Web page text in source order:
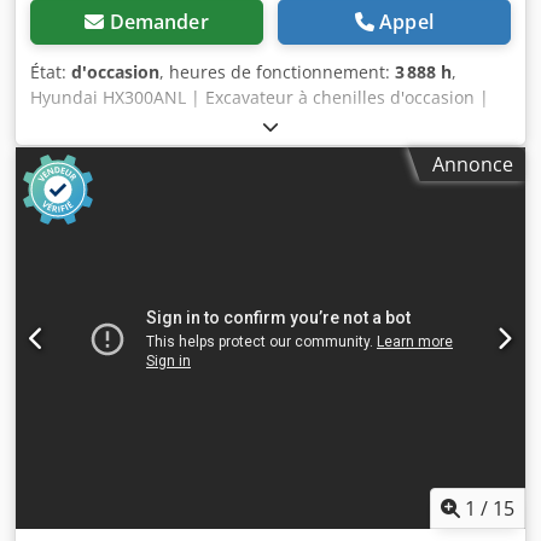
Demander Appel
État: d'occasion, heures de fonctionnement: 3 888 h,
Hyundai HX300ANL | Excavateur à chenilles d'occasion |
3888 heures 📍 Localisation : Allemagne 🚛 Livraison
possible à votre destination – Utilisez notre calculateur de
frais de port pour estimer les coûts de transport ! 💰
Achetez maintenant pour 116 000 EUR ou faites une offre.
Paiement à la livraison possible moyennant des frais
intervention nécessaire ⚠️ 📌 Commentaire de l'inspecteur
: Cet excavateur, qui a été beaucoup utilisé, nécessite un
nettoyage approfondi. Le groupe motopropulseur est très
référence « 41100 Equippo » est fréquemment utilisée
pour rechercher des informations plus détaillées en ligne.
Annonce
1 / 15